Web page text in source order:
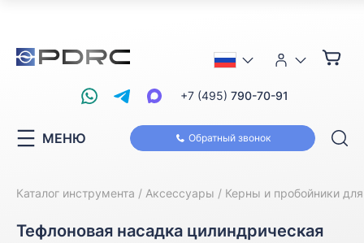
Обратный звонок
+7 (495) 790-70-91
МЕНЮ
Каталог инструмента Аксессуары Керны и пробойники
Тефлоновая насадка цилиндрическая